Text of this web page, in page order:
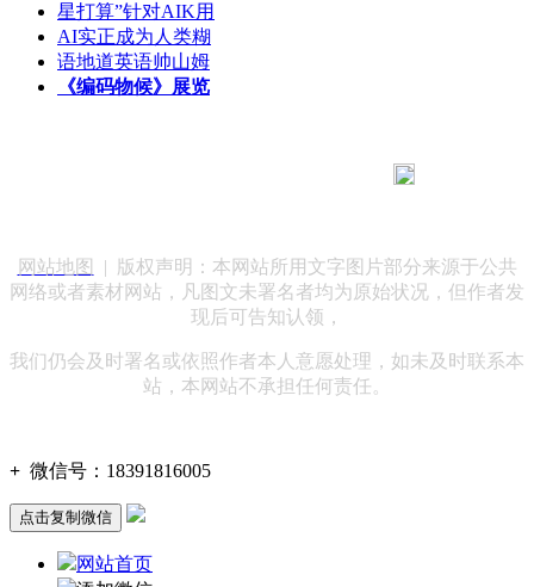
星打算”针对AIK用
AI实正成为人类糊
语地道英语帅山姆
《编码物候》展览
网站地图
| 版权声明：本网站所用文字图片部分来源于公共
网络或者素材网站，凡图文未署名者均为原始状况，但作者发
现后可告知认领，
我们仍会及时署名或依照作者本人意愿处理，如未及时联系本
站，本网站不承担任何责任。
+ 微信号： 18391816005
点击复制微信
网站首页